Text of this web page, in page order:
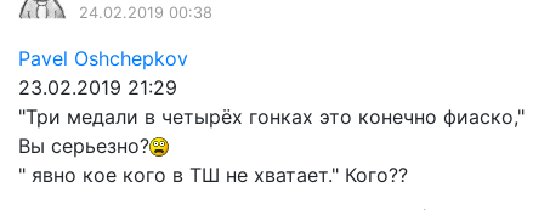
24.02.2019 00:38
Pavel Oshchepkov
23.02.2019 21:29
"Три медали в четырёх гонках это конечно фиаско,"
Вы серьезно?
" явно кое кого в ТШ не хватает." Кого??